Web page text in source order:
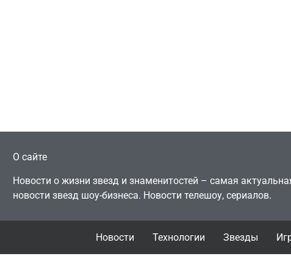
О сайте
Новости о жизни звезд и знаменитостей – самая
новости звезд шоу-бизнеса. Новости телешоу, сериалов.
Новости Технологии Звезды